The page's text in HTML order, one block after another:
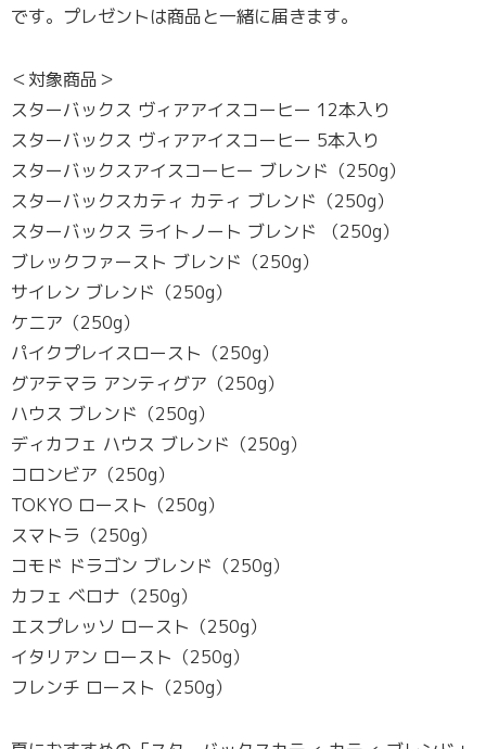
です。プレゼントは商品と一緒に届きます。
＜対象商品＞
スターバックス ヴィアアイスコーヒー 12本入り
スターバックス ヴィアアイスコーヒー 5本入り
スターバックスアイスコーヒー ブレンド（250g）
スターバックスカティ カティ ブレンド（250g）
スターバックス ライトノート ブレンド （250g）
ブレックファースト ブレンド（250g）
サイレン ブレンド（250g）
ケニア（250g）
パイクプレイスロースト（250g）
グアテマラ アンティグア（250g）
ハウス ブレンド（250g）
ディカフェ ハウス ブレンド（250g）
コロンビア（250g）
TOKYO ロースト（250g）
スマトラ（250g）
コモド ドラゴン ブレンド（250g）
カフェ ベロナ（250g）
エスプレッソ ロースト（250g）
イタリアン ロースト（250g）
フレンチ ロースト（250g）